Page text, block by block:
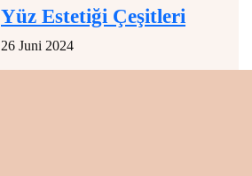
Yüz Estetiği Çeşitleri
26 Juni 2024